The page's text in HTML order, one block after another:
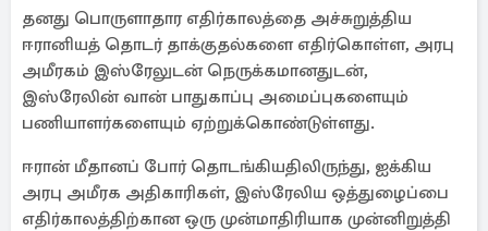
தனது பொருளாதார எதிர்காலத்தை அச்சுறுத்திய
ஈரானியத் தொடர் தாக்குதல்களை எதிர்கொள்ள, அரபு
அமீரகம் இஸ்ரேலுடன் நெருக்கமானதுடன்,
இஸ்ரேலின் வான் பாதுகாப்பு அமைப்புகளையும்
பணியாளர்களையும் ஏற்றுக்கொண்டுள்ளது.
ஈரான் மீதானப் போர் தொடங்கியதிலிருந்து, ஐக்கிய
அரபு அமீரக அதிகாரிகள், இஸ்ரேலிய ஒத்துழைப்பை
எதிர்காலத்திற்கான ஒரு முன்மாதிரியாக முன்னிறுத்தி